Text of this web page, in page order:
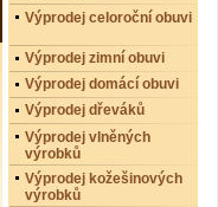
Výprodej celoroční obuvi
Výprodej zimní obuvi
Výprodej domácí obuvi
Výprodej dřeváků
Výprodej vlněných
výrobků
Výprodej kožešinových
výrobků